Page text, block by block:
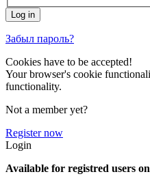
Забыл пароль?
Cookies have to be accepted!
Your browser's cookie
functionality.
Not a member yet?
Register now
Login
Available for registred users